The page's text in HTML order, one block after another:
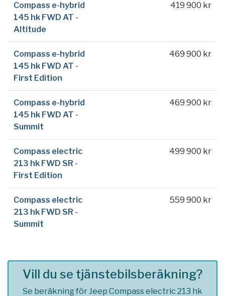
Compass e-hybrid
145 hk FWD AT -
Altitude
419 900 kr
Compass e-hybrid
145 hk FWD AT -
First Edition
469 900 kr
Compass e-hybrid
145 hk FWD AT -
Summit
469 900 kr
Compass electric
213 hk FWD SR -
First Edition
499 900 kr
Compass electric
213 hk FWD SR -
Summit
559 900 kr
Vill du se tjänstebilsberäkning?
Se beräkning för Jeep Compass electric 213 hk